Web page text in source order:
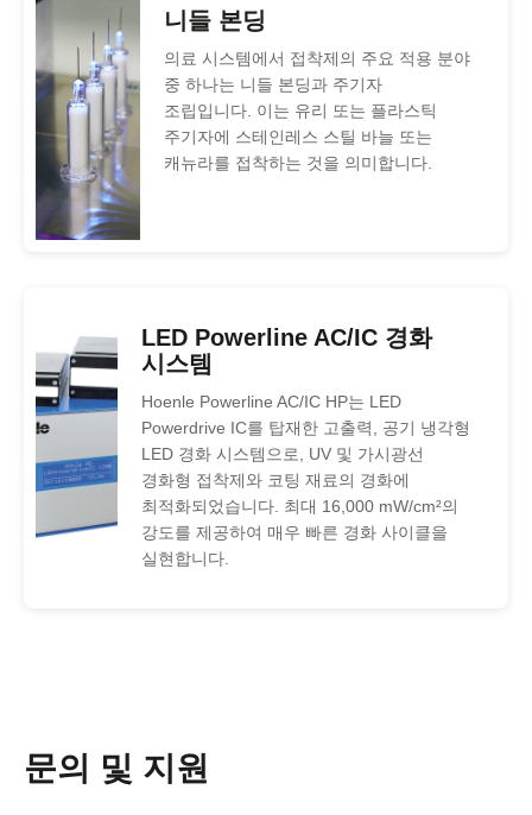
니들 본딩
의료 시스템에서 접착제의 주요 적용 분야
중 하나는 니들 본딩과 주기자
조립입니다. 이는 유리 또는 플라스틱
주기자에 스테인레스 스틸 바늘 또는
캐뉴라를 접착하는 것을 의미합니다.
LED Powerline AC/IC 경화
시스템
Hoenle Powerline AC/IC HP는 LED
Powerdrive IC를 탑재한 고출력, 공기 냉각형
LED 경화 시스템으로, UV 및 가시광선
경화형 접착제와 코팅 재료의 경화에
최적화되었습니다. 최대 16,000 mW/cm²의
강도를 제공하여 매우 빠른 경화 사이클을
실현합니다.
문의 및 지원